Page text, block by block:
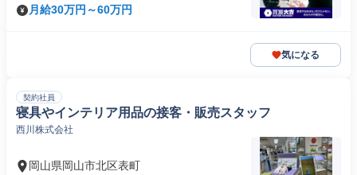
月給30万円～60万円
気になる
契約社員
寝具やインテリア用品の接客・販売スタッフ
西川株式会社
岡山県岡山市北区表町